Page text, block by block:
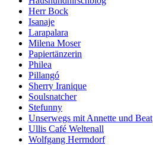
Herr Bock
Isanaje
Larapalara
Milena Moser
Papiertänzerin
Philea
Pillangó
Sherry Iranique
Soulsnatcher
Stefunny
Unserwegs mit Annette und Beat
Ullis Café Weltenall
Wolfgang Herrndorf